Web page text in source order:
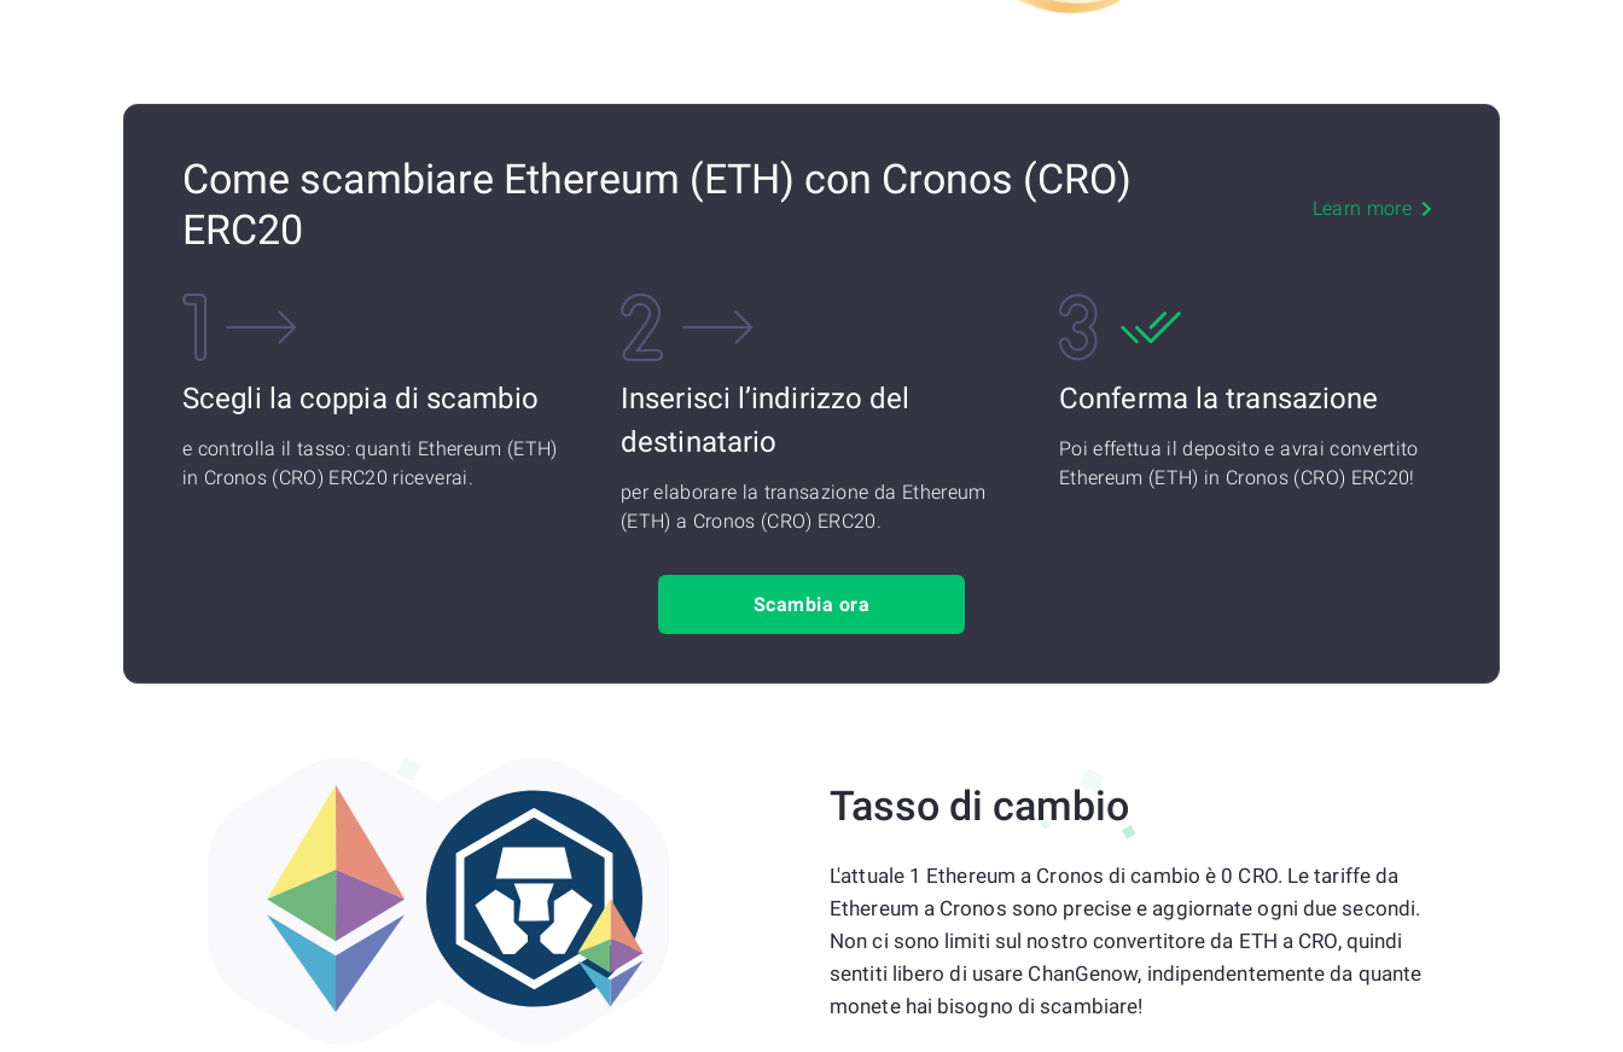
Come scambiare Ethereum (ETH) con Cronos (CRO)
ERC20
Learn more
Scegli la coppia di scambio
e controlla il tasso: quanti Ethereum (ETH)
in Cronos (CRO) ERC20 riceverai.
Inserisci l’indirizzo del
destinatario
per elaborare la transazione da Ethereum
(ETH) a Cronos (CRO) ERC20.
Conferma la transazione
Poi effettua il deposito e avrai convertito
Ethereum (ETH) in Cronos (CRO) ERC20!
Scambia ora
Tasso di cambio
L'attuale 1 Ethereum a Cronos di cambio è 0 CRO. Le tariffe da
Ethereum a Cronos sono precise e aggiornate ogni due secondi.
Non ci sono limiti sul nostro convertitore da ETH a CRO, quindi
sentiti libero di usare ChanGenow, indipendentemente da quante
monete hai bisogno di scambiare!